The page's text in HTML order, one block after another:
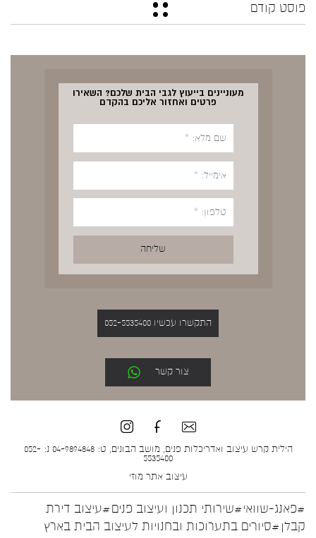
פוסט קודם
מעוניינים בייעוץ לגבי הבית שלכם? השאירו
פרטים ואחזור אליכם בהקדם
התקשרו עכשיו 052-5535400
צור קשר
הילית קרש עיצוב ואדריכלות פנים, מושב הבונים, ט: 04-9894848 נ: 052-
5535400
עיצוב אתר מוזי
#פאנג-שוואי#שירותי תכנון ועיצוב פנים#עיצוב דירת
קבלן #סיורים בתערוכות ובחנויות לעיצוב הבית בארץ